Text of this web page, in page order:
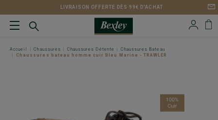
LIVRAISON OFFERTE DÈS 99€ D'ACHAT
Accueil Chaussures Chaussures Détente
Chaussures Bateau
Chaussures bateau homme cuir Bleu Marine - TRAWLER